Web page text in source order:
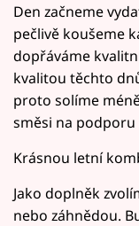
Den začneme
pečlivě koušeme
dopřáváme
kvalitou těchto
proto solíme
směsi na podporu
Krásnou letní
Jako doplněk
nebo záhnědou.